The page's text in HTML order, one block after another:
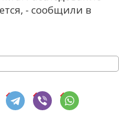
- сообщили в